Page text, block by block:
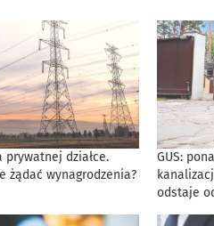
prywatnej działce.
żądać wynagrodzenia?
GUS:
odstaje